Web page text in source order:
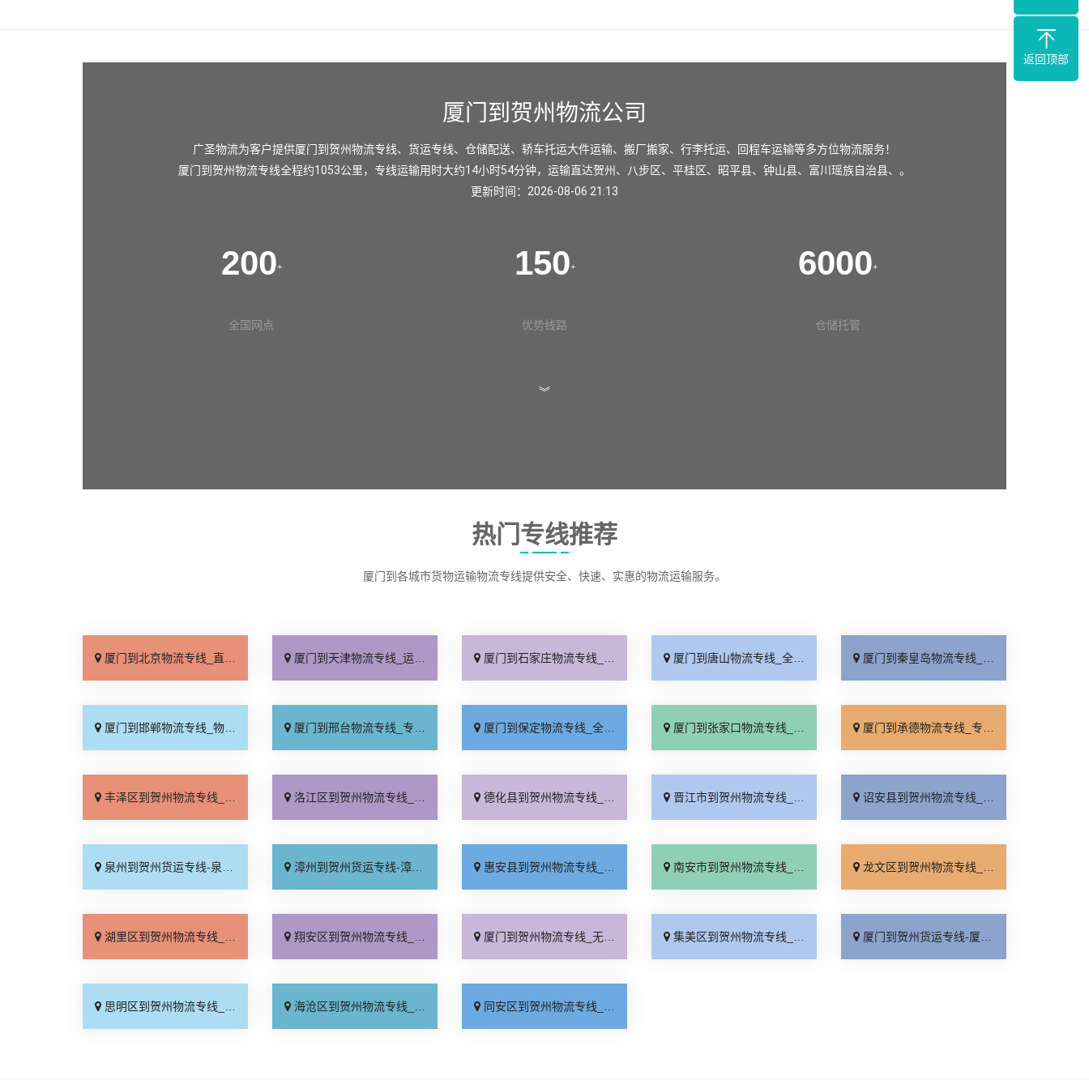
厦门到贺州物流公司
广圣物流为客户提供厦门到贺州物流专线、货运专线、仓储配送、轿车托运大件运输、搬厂搬家、行李托运、回程车运输等多方位物流服务！
厦门到贺州物流专线全程约1053公里，专线运输用时大约14小时54分钟，运输直达贺州 、 八步区、 平桂区、 昭平县、 钟山县、 富川瑶族自治县、。
更新时间：2026-08-06 21:13
200+
全国网点
150+
优势线路
6000+
仓储托管
︾
热门专线推荐
厦门到各城市货物运输物流专线提供安全、快速、实惠的物流运输服务。
厦门到北京物流专线_直达不中转「送货到门」 厦门到天津物流专线_运保时效「高效快运」 厦门到石家庄物流专线_准时准点「多少公里」 厦门到唐山物流专线_全境派送「收费介绍」 厦门到秦皇岛物流专线_高效运输「运保时效」
厦门到邯郸物流专线_物流拼车「全境配送」 厦门到邢台物流专线_专业靠谱「上门提货」 厦门到保定物流专线_全程直达「高效运输」 厦门到张家口物流专线_全境派送「多久能到」 厦门到承德物流专线_专业调车「合理收费」
丰泽区到贺州物流专线_损坏理赔「按时送达」 洛江区到贺州物流专线_一站式托运「市县闪送」 德化县到贺州物流专线_全境配送「快运有保障」 晋江市到贺州物流专线_收费介绍「随叫随到」 诏安县到贺州物流专线_诚信经营「高效快运」
泉州到贺州货运专线-泉州到贺州物流公司_按时送达「全境派送」 漳州到贺州货运专线-漳州到贺州物流公司_费用多少「物流拼车」 惠安县到贺州物流专线_全境配送「快速直达」 南安市到贺州物流专线_直达特快专线「定点发车」 龙文区到贺州物流专线_诚信经营「托运省心」
湖里区到贺州物流专线_全境到达「专线快运」 翔安区到贺州物流专线_收费标准「全程无虑」 厦门到贺州物流专线_无需中转「专线查询」 集美区到贺州物流专线_价格透明「快运有保障」 厦门到贺州货运专线-厦门到贺州物流公司_高效快运「损坏理赔」
思明区到贺州物流专线_资质齐全「准时准点」 海沧区到贺州物流专线_要几天到「专业靠谱」 同安区到贺州物流专线_专线直达「损坏理赔」
返回顶部